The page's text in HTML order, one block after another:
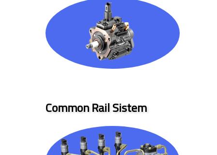
Common Rail Sistem